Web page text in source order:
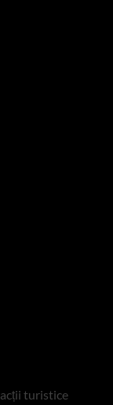
turistice